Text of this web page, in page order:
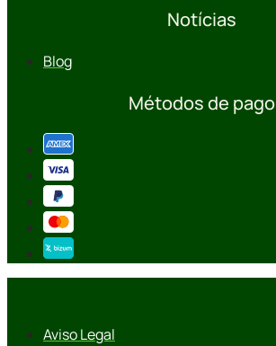
Notícias
Blog
Métodos de pago
Aviso Legal